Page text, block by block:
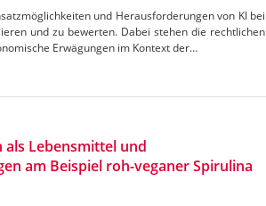
und Herausforderungen von KI bei
und zu bewerten. Dabei stehen die rechtlichen
Erwägungen im Kontext der…
als Lebensmittel und
am Beispiel roh-veganer Spirulina